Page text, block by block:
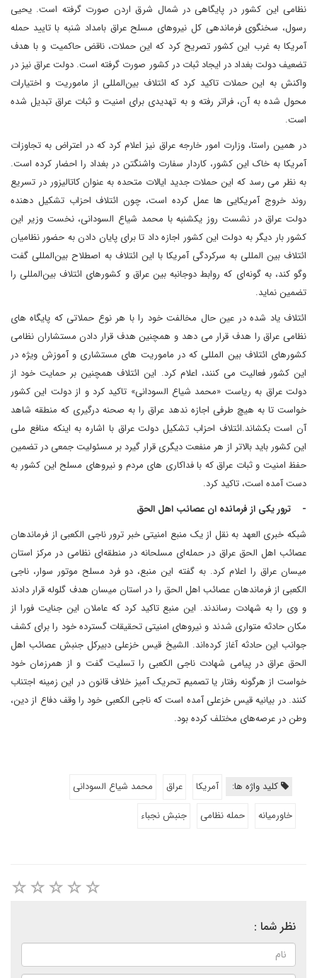
نظامی این کشور در پایگاهی در شمال شرق اردن صورت گرفته‌ است. یحیی
رسول، سخنگوی فرماندهی کل نیروهای مسلح عراق بامداد شنبه با تایید حمله
آمریکا به غرب این کشور تصریح کرد که این حملات، ناقض حاکمیت و با هدف
تضعیف دولت بغداد در ایجاد ثبات در کشور صورت گرفته‌ است. دولت عراق نیز در
واکنش به این حملات تاکید کرد که ائتلاف بین‌المللی از ماموریت و اختیارات
محول شده به آن، فراتر رفته و به تهدیدی برای امنیت و ثبات عراق تبدیل شده‌
است.
در همین راستا، وزارت امور خارجه عراق نیز اعلام کرد که در اعتراض به تجاوزات
آمریکا به خاک این کشور، کاردار سفارت واشنگتن در بغداد را احضار کرده‌ است.
به نظر می رسد که این حملات جدید ایالات متحده به عنوان کاتالیزور در تسریع
روند خروج آمریکایی ها عمل کرده است، چون ائتلاف احزاب تشکیل دهنده
دولت عراق در نشست روز یکشنبه با محمد شیاع السودانی، نخست وزیر این
کشور بار دیگر به دولت این کشور اجازه داد تا برای پایان دادن به حضور نظامیان
ائتلاف بین المللی به سرکردگی آمریکا با این ائتلاف به اصطلاح بین‌المللی گفت
وگو کند، به گونه‌ای که روابط دوجانبه بین عراق و کشورهای ائتلاف بین‌المللی را
تضمین نماید.
ائتلاف یاد شده در عین حال مخالفت خود را با هر نوع حملاتی که پایگاه های
نظامی عراق را هدف قرار می دهد و همچنین هدف قرار دادن مستشاران نظامی
کشورهای ائتلاف بین المللی که در ماموریت های مستشاری و آموزش ویژه در
این کشور فعالیت می کنند، اعلام کرد. این ائتلاف همچنین بر حمایت خود از
دولت عراق به ریاست «محمد شیاع السودانی» تاکید کرد و از دولت این کشور
خواست تا به هیچ طرفی اجازه ندهد عراق را به صحنه درگیری که منطقه شاهد
آن است بکشاند.ائتلاف احزاب تشکیل دولت عراق با اشاره به اینکه منافع ملی
این کشور باید بالاتر از هر منفعت دیگری قرار گیرد بر مسئولیت جمعی در تضمین
حفظ امنیت و ثبات عراق که با فداکاری های مردم و نیروهای مسلح این کشور به
دست آمده است، تاکید کرد.
- ترور یکی از فرمانده ان عصائب اهل الحق
شبکه خبری العهد به نقل از یک منبع امنیتی خبر ترور ناجی الکعبی از فرماندهان
عصائب اهل الحق عراق در حمله‌ای مسلحانه در منطقه‌ای نظامی در مرکز استان
میسان عراق را اعلام کرد. به گفته این منبع، دو فرد مسلح موتور سوار، ناجی
الکعبی از فرماندهان عصائب اهل الحق را در استان میسان هدف گلوله قرار دادند
و وی را به شهادت رساندند. این منبع تاکید کرد که عاملان این جنایت فورا از
مکان حادثه متواری شدند و نیروهای امنیتی تحقیقات گسترده خود را برای کشف
جوانب این حادثه آغاز کرده‌اند. الشیخ قیس خزعلی دبیرکل جنبش عصائب اهل
الحق عراق در پیامی شهادت ناجی الکعبی را تسلیت گفت و از همرزمان خود
خواست از هرگونه رفتار یا تصمیم تحریک آمیز خلاف قانون در این زمینه اجتناب
کنند. در بیانیه قیس خزعلی آمده است که ناجی الکعبی خود را وقف دفاع از دین،
وطن در عرصه‌های مختلف کرده بود.
کلید واژه ها: آمریکا عراق
محمد شیاع السودانی
خاورمیانه
حمله نظامی جنبش نجباء
نظر شما :